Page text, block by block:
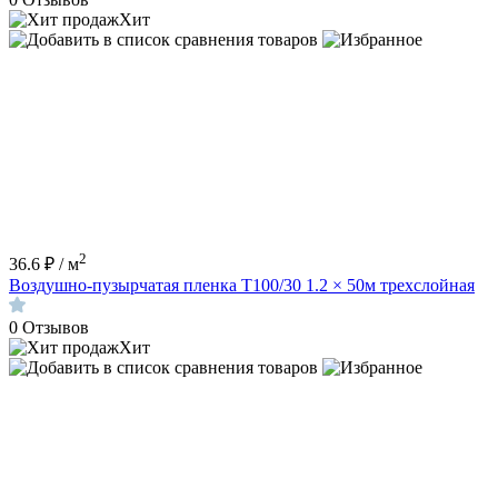
Хит
36.6 ₽ / м2
Воздушно-пузырчатая пленка Т100/30 1.2 × 50м трехслойная
0 Отзывов
Хит